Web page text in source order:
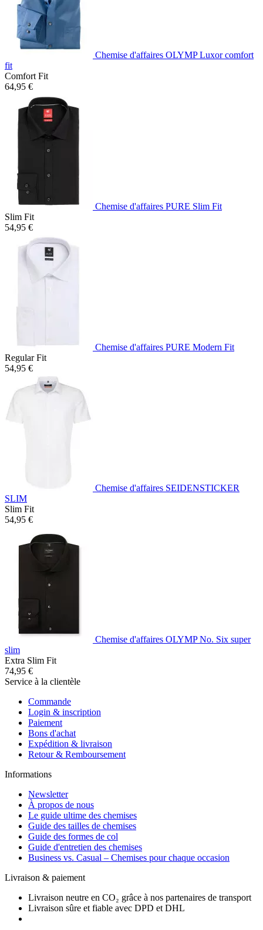
Chemise d'affaires OLYMP Luxor comfort
fit
Comfort Fit
64,95 €
Chemise d'affaires PURE Slim Fit
Slim Fit
54,95 €
Chemise d'affaires PURE Modern Fit
Regular Fit
54,95 €
Chemise d'affaires SEIDENSTICKER
SLIM
Slim Fit
54,95 €
Chemise d'affaires OLYMP No. Six super
slim
Extra Slim Fit
74,95 €
Service à la clientèle
Commande
Login & inscription
Paiement
Bons d'achat
Expédition & livraison
Retour & Remboursement
Informations
Newsletter
À propos de nous
Le guide ultime des chemises
Guide des tailles de chemises
Guide des formes de col
Guide d'entretien des chemises
Business vs. Casual – Chemises pour chaque occasion
Livraison & paiement
Livraison neutre en CO₂ grâce à nos partenaires de transport
Livraison sûre et fiable avec DPD et DHL